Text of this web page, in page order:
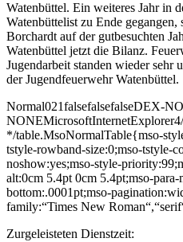
Watenbüttel. Ein weiteres Jahr in
Watenbüttelist zu Ende
Borchardt auf der gutbesuchten
Watenbüttel jetzt die Bilanz.
Jugendarbeit standen wieder sehr
der Jugendfeuerwehr Watenbüttel.
Normal021falsefalsefalseDEX-
*/table.MsoNormalTable{mso-
tstyle-rowband-size:0;mso-tstyle-
noshow:yes;mso-style-
alt:0cm 5.4pt 0cm 5.4pt;mso-
bottom:.0001pt;mso-
family:“Times New
Zurgeleisteten Dienstzeit: